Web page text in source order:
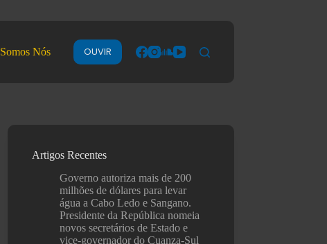
Somos Nós OUVIR
Artigos Recentes
Governo autoriza mais de 200
milhões de dólares para levar
água a Cabo Ledo e Sangano.
Presidente da República nomeia
novos secretários de Estado e
vice-governador do Cuanza-Sul